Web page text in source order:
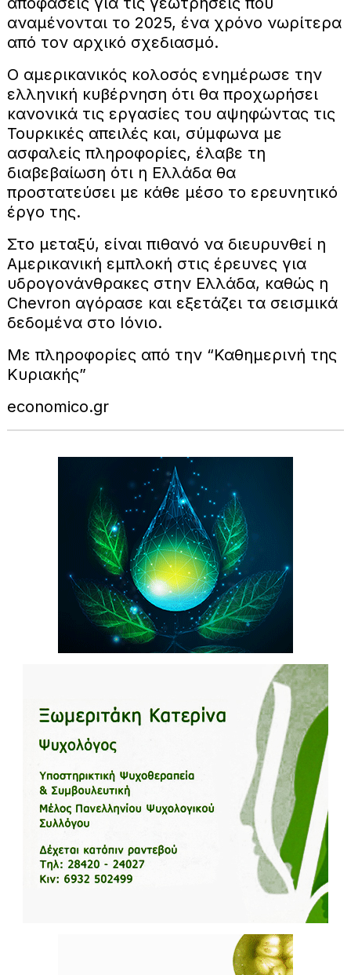
αναμένονται το 2025, ένα χρόνο νωρίτερα
από τον αρχικό σχεδιασμό.
Ο αμερικανικός κολοσός ενημέρωσε την
ελληνική κυβέρνηση ότι θα προχωρήσει
κανονικά τις εργασίες του αψηφώντας τις
Τουρκικές απειλές και, σύμφωνα με
ασφαλείς πληροφορίες, έλαβε τη
διαβεβαίωση ότι η Ελλάδα θα
προστατεύσει με κάθε μέσο το ερευνητικό
έργο της.
Στο μεταξύ, είναι πιθανό να διευρυνθεί η
Αμερικανική εμπλοκή στις έρευνες για
υδρογονάνθρακες στην Ελλάδα, καθώς η
Chevron αγόρασε και εξετάζει τα σεισμικά
δεδομένα στο Ιόνιο.
Με πληροφορίες από την “Καθημερινή της
Κυριακής”
economico.gr